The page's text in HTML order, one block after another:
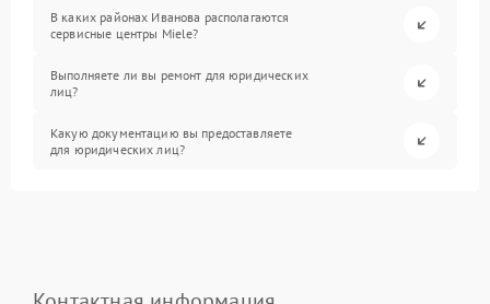
В каких районах Иванова располагаются
сервисные центры Miele?
Выполняете ли вы ремонт для юридических
лиц?
Какую документацию вы предоставляете
для юридических лиц?